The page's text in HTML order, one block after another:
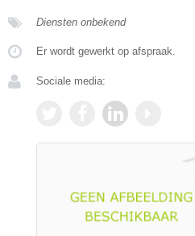
Diensten onbekend
Er wordt gewerkt op afspraak.
Sociale media: